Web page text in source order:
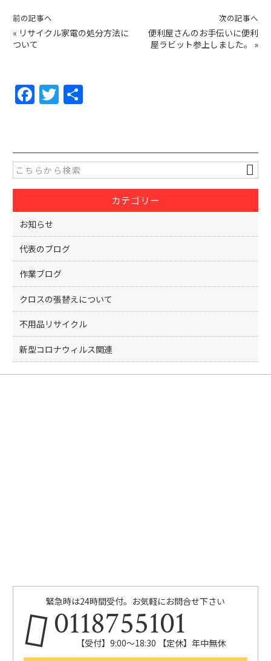
前の記事へ
« リサイクル家電の処分方法に
ついて
次の記事へ
便利屋さんのお手伝いに便利
屋ラビット参上しました。
»
F
a
e
b
o
o
k
T
w
er
カテゴリー
お知らせ
代表のブログ
作業ブログ
クロスの張替えについて
不用品リサイクル
新型コロナウィルス関連
緊急時は24時間受付。お気軽にお問合せ下さい
0118755101
【受付】9:00～18:30 【定休】年中無休